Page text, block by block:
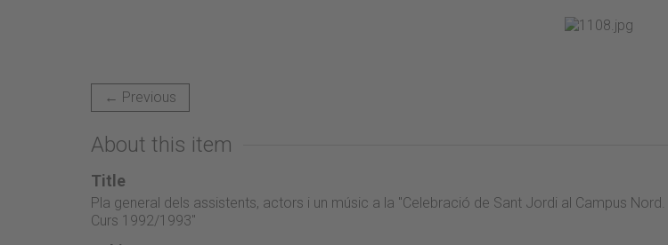
← Previous
About this item
Title
Pla general dels assistents, actors i un músic a la "Celebració de Sant Jordi al Campus Nord.
Curs 1992/1993"